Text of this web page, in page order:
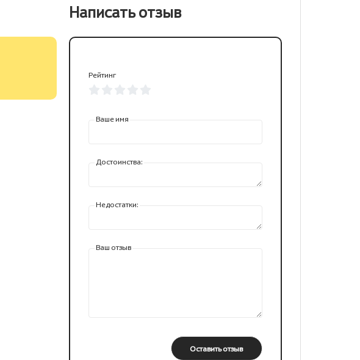
Написать отзыв
Рейтинг
Ваше имя
Достоинства:
Недостатки:
Ваш отзыв
Оставить отзыв